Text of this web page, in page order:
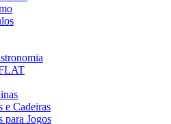
e Cadeiras
para Jogos